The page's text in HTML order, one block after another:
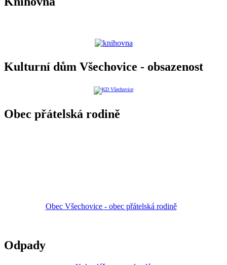
Kulturní dům Všechovice - obsazenost
Obec přátelská rodině
Obec Všechovice - obec přátelská rodině
Odpady